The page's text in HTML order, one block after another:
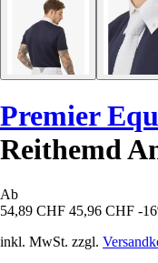
Premier
Reithemd
Ab
54,89 CHF 45,96 CHF -
inkl. MwSt. zzgl.